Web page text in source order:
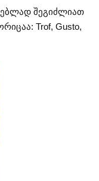
შეგიძლიათ
Trof, Gusto,